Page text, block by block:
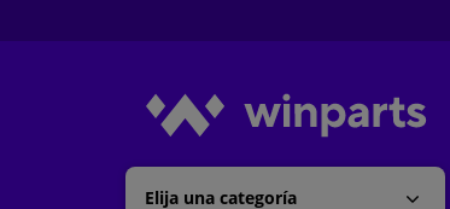
Elija una categoría